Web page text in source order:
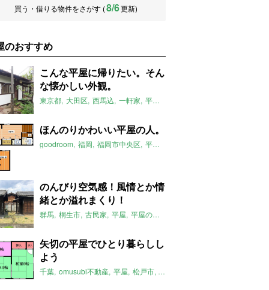
買う・借りる物件をさがす (8/6更新)
のおすすめ
こんな平屋に帰りたい。そん
な懐かしい外観。
東京都 大田区 西馬込 一軒家 平屋
ほんのりかわいい平屋の人。
goodroom 福岡 福岡市中央区 平屋
のんびり空気感！風情とか情
緒とか溢れまくり！
群馬 桐生市 古民家 平屋 平屋のおすすめ
矢切の平屋でひとり暮らしし
よう
千葉 omusubi不動産 平屋 松戸市 平屋のおすすめ